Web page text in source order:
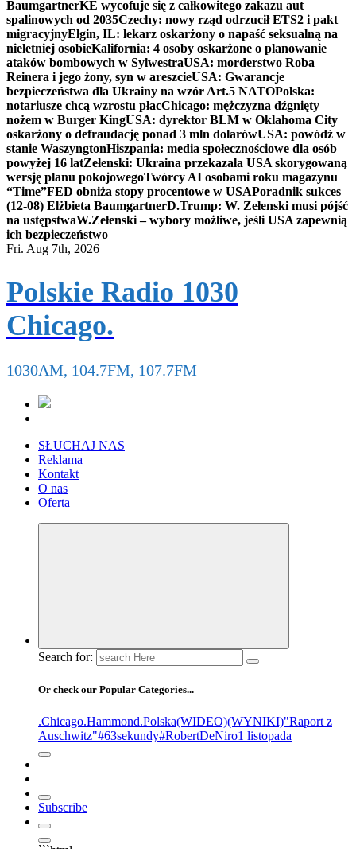
BaumgartnerKE wycofuje się z całkowitego zakazu aut
spalinowych od 2035Czechy: nowy rząd odrzucił ETS2 i pakt
migracyjnyElgin, IL: lekarz oskarżony o napaść seksualną na
nieletniej osobieKalifornia: 4 osoby oskarżone o planowanie
ataków bombowych w SylwestraUSA: morderstwo Roba
Reinera i jego żony, syn w areszcieUSA: Gwarancje
bezpieczeństwa dla Ukrainy na wzór Art.5 NATOPolska:
notariusze chcą wzrostu płacChicago: mężczyzna dźgnięty
nożem w Burger KingUSA: dyrektor BLM w Oklahoma City
oskarżony o defraudację ponad 3 mln dolarówUSA: powódź w
stanie WaszyngtonHiszpania: media społecznościowe dla osób
powyżej 16 latZełenski: Ukraina przekazała USA skorygowaną
wersję planu pokojowegoTwórcy AI osobami roku magazynu
“Time”FED obniża stopy procentowe w USAPoradnik sukces
(12-08) Elżbieta BaumgartnerD.Trump: W. Zełenski musi pójść
na ustępstwaW.Zełenski – wybory możliwe, jeśli USA zapewnią
ich bezpieczeństwo
Fri. Aug 7th, 2026
Polskie Radio 1030
Chicago.
1030AM, 104.7FM, 107.7FM
SŁUCHAJ NAS
Reklama
Kontakt
O nas
Oferta
Search for:
Or check our Popular Categories...
.Chicago.Hammond.Polska(WIDEO)(WYNIKI)"Raport z
Auschwitz"#63sekundy#RobertDeNiro1 listopada
Subscribe